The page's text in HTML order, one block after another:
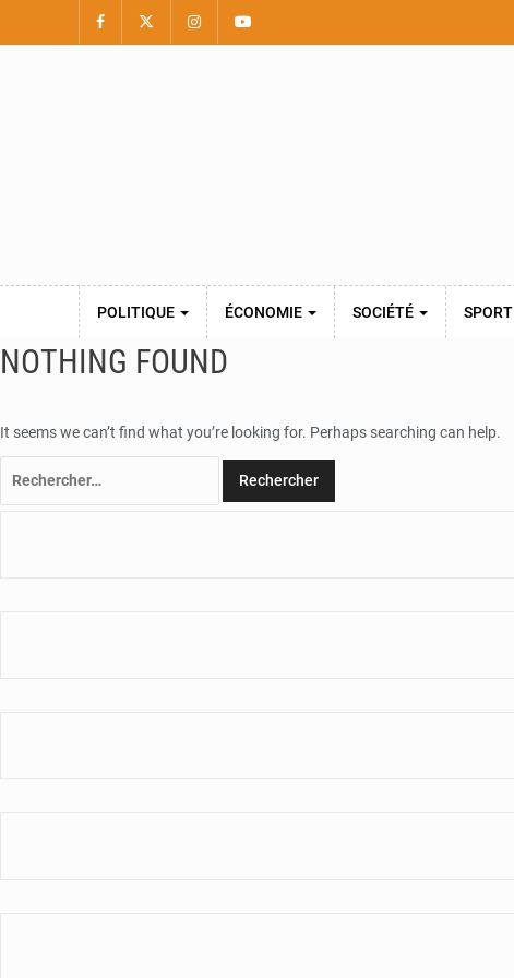
POLITIQUE ÉCONOMIE SOCIÉTÉ SPORT
NOTHING FOUND
It seems we can’t find what you’re looking for. Perhaps searching can help.